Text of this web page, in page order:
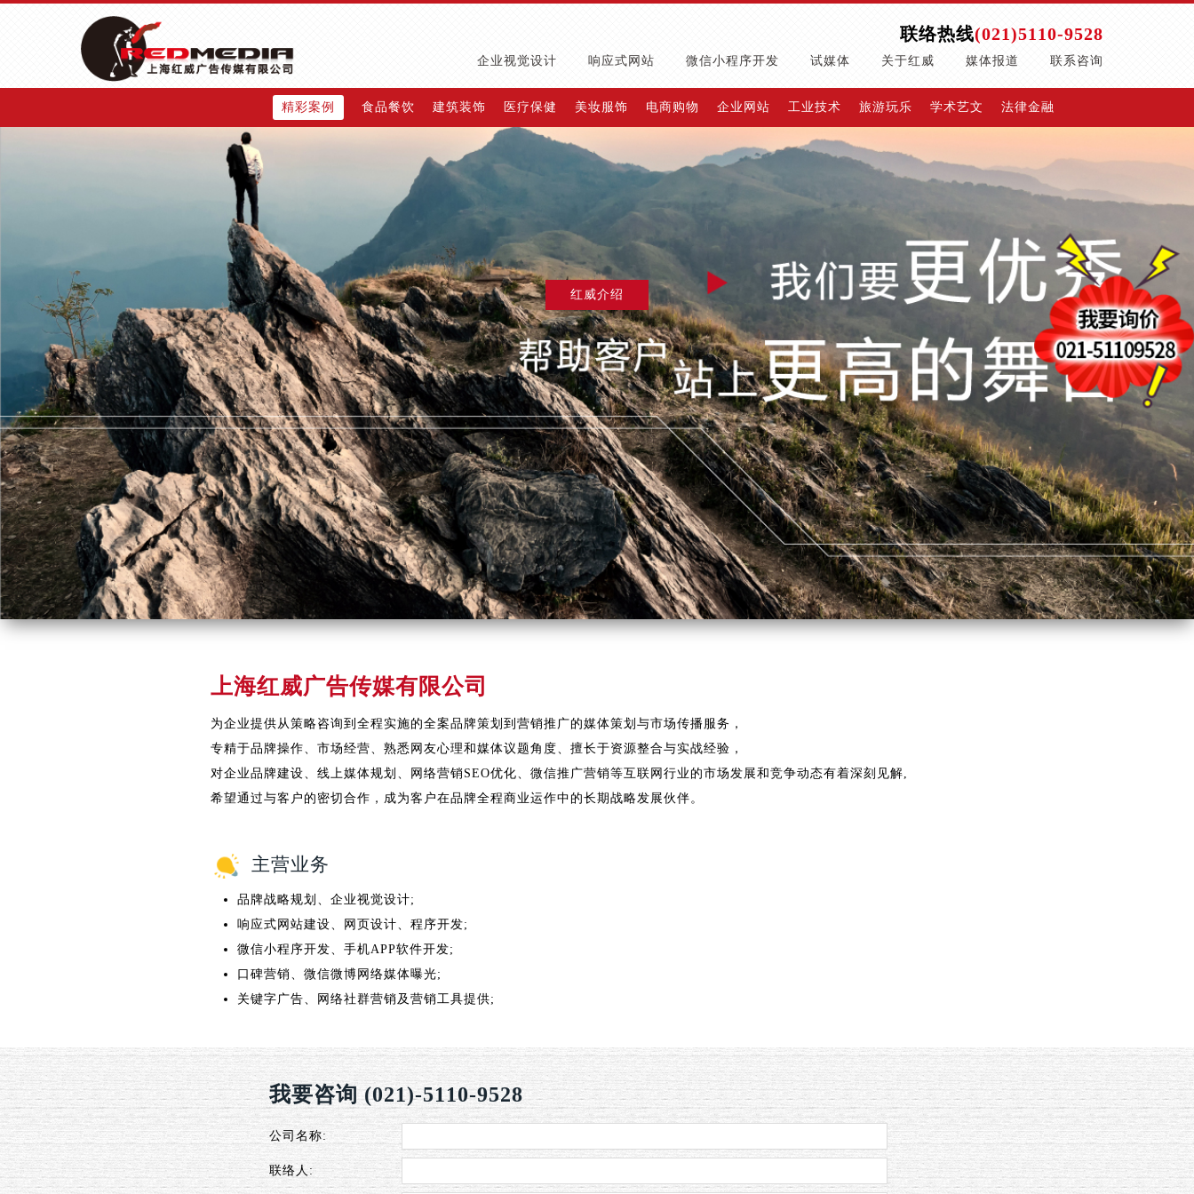
联络热线(021)5110-9528
企业视觉设计 响应式网站
精彩案例 食品餐饮 建筑装饰 医疗保健 美妆服饰 电商购物 企业网站 工业技术 旅游玩乐 学术艺文 法律金融
微信小程序开发 试媒体 关于红威 媒体报道 联系咨询
红威介绍
上海红威广告传媒有限公司
为企业提供从策略咨询到全程实施的全案品牌策划到营销推广的媒体策划与市场传播服务，
专精于品牌操作、市场经营、熟悉网友心理和媒体议题角度、擅长于资源整合与实战经验，
对企业品牌建设、线上媒体规划、网络营销SEO优化、微信推广营销等互联网行业的市场发展和竞争动态有着深刻见解,
希望通过与客户的密切合作，成为客户在品牌全程商业运作中的长期战略发展伙伴。
主营业务
品牌战略规划、企业视觉设计;
响应式网站建设、网页设计、程序开发;
微信小程序开发、手机APP软件开发;
口碑营销、微信微博网络媒体曝光;
关键字广告、网络社群营销及营销工具提供;
我要咨询 (021)-5110-9528
公司名称:
联络人: